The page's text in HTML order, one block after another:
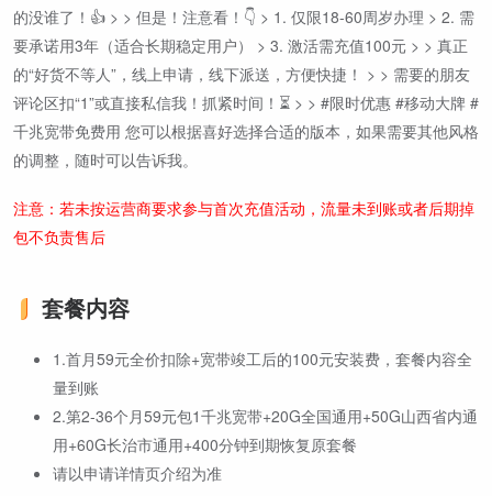
的没谁了！👍 > > 但是！注意看！👇 > 1. 仅限18-60周岁办理 > 2. 需
要承诺用3年（适合长期稳定用户） > 3. 激活需充值100元 > > 真正
的“好货不等人”，线上申请，线下派送，方便快捷！ > > 需要的朋友
评论区扣“1”或直接私信我！抓紧时间！⏳ > > #限时优惠 #移动大牌 #
千兆宽带免费用 您可以根据喜好选择合适的版本，如果需要其他风格
的调整，随时可以告诉我。
注意：若未按运营商要求参与首次充值活动，流量未到账或者后期掉
包不负责售后
套餐内容
1.首月59元全价扣除+宽带竣工后的100元安装费，套餐内容全
量到账
2.第2-36个月59元包1千兆宽带+20G全国通用+50G山西省内通
用+60G长治市通用+400分钟到期恢复原套餐
请以申请详情页介绍为准